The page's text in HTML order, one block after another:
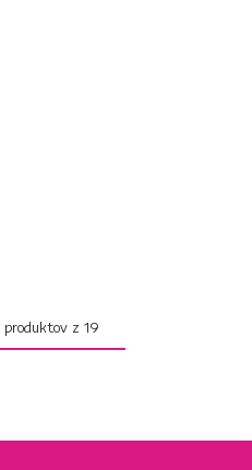
produktov z 19